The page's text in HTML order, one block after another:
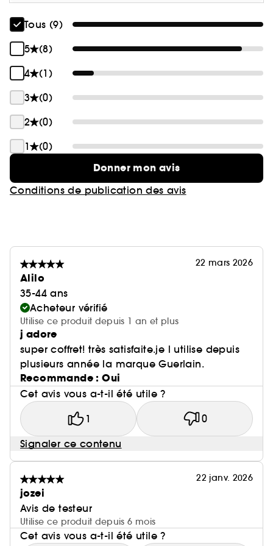
Tous (9)
5
(8)
4
(1)
3
(0)
2
(0)
1
(0)
Donner mon avis
Conditions de publication des avis
22 mars 2026
Alilo
35-44 ans
Acheteur vérifié
Utilise ce produit depuis 1 an et plus
j adore
super coffret! très satisfaite.je l utilise depuis
plusieurs année la marque Guerlain.
Recommande : Oui
Cet avis vous a-t-il été utile ?
1 0
Signaler ce contenu
22 janv. 2026
jozei
Avis de testeur
Utilise ce produit depuis 6 mois
Cet avis vous a-t-il été utile ?